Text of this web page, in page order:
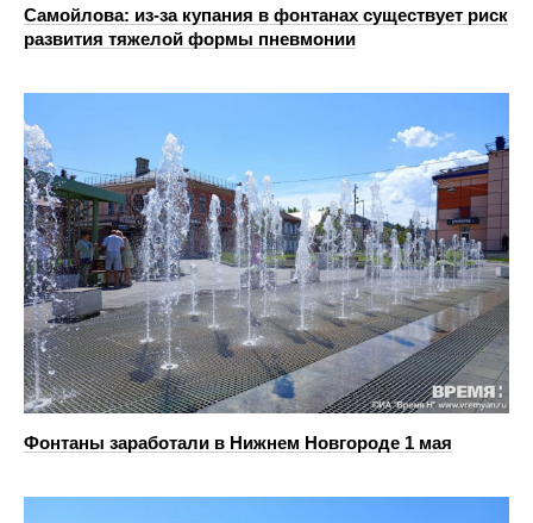
Самойлова: из-за купания в фонтанах существует риск
развития тяжелой формы пневмонии
Фонтаны заработали в Нижнем Новгороде 1 мая